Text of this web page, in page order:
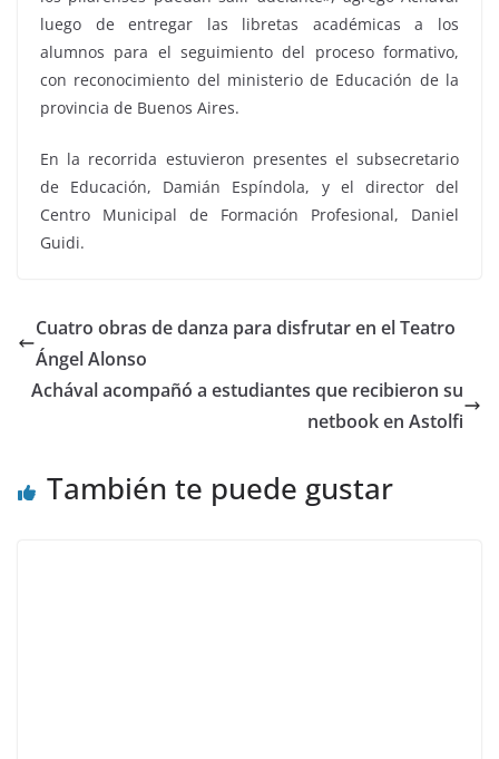
luego de entregar las libretas académicas a los
alumnos para el seguimiento del proceso formativo,
con reconocimiento del ministerio de Educación de la
provincia de Buenos Aires.
En la recorrida estuvieron presentes el subsecretario
de Educación, Damián Espíndola, y el director del
Centro Municipal de Formación Profesional, Daniel
Guidi.
Cuatro obras de danza para disfrutar en el Teatro
Ángel Alonso
Achával acompañó a estudiantes que recibieron su
netbook en Astolfi
También te puede gustar